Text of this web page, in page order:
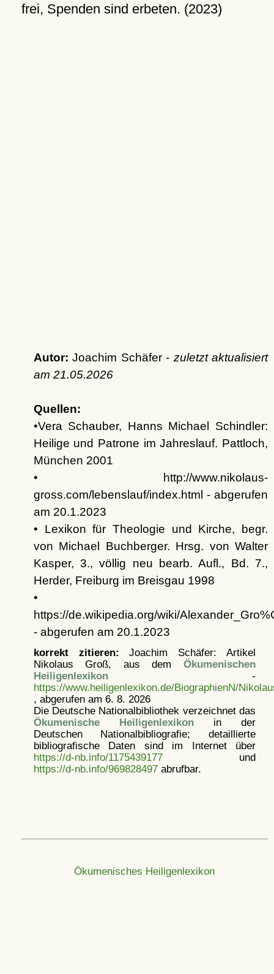
frei, Spenden sind erbeten. (2023)
Autor: Joachim Schäfer - zuletzt aktualisiert
am 21.05.2026
Quellen:
•Vera Schauber, Hanns Michael Schindler:
Heilige und Patrone im Jahreslauf. Pattloch,
München 2001
• http://www.nikolaus-
gross.com/lebenslauf/index.html - abgerufen
am 20.1.2023
• Lexikon für Theologie und Kirche, begr.
von Michael Buchberger. Hrsg. von Walter
Kasper, 3., völlig neu bearb. Aufl., Bd. 7.,
Herder, Freiburg im Breisgau 1998
•
https://de.wikipedia.org/wiki/
- abgerufen am 20.1.2023
korrekt zitieren: Joachim Schäfer: Artikel
Nikolaus Groß, aus dem Ökumenischen
Heiligenlexikon-
https://www.heiligenlexikon.de/BiographienN/
, abgerufen am 6. 8. 2026
Die Deutsche Nationalbibliothek verzeichnet das
Ökumenische Heiligenlexikonin der
Deutschen Nationalbibliografie; detaillierte
bibliografische Daten sind im Internet über
https://d-nb.info/1175439177und
https://d-nb.info/969828497abrufbar.
Ökumenisches Heiligenlexikon